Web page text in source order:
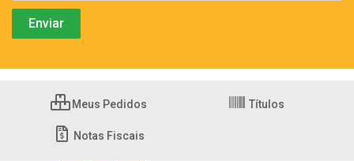
Meus Pedidos Títulos
Notas Fiscais